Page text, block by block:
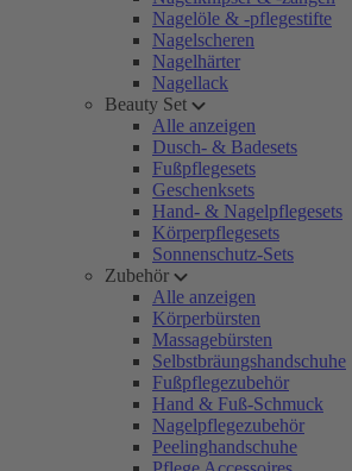
Nagelöle & -pflegestifte
Nagelscheren
Nagelhärter
Nagellack
Beauty Set
Alle anzeigen
Dusch- & Badesets
Fußpflegesets
Geschenksets
Hand- & Nagelpflegesets
Körperpflegesets
Sonnenschutz-Sets
Zubehör
Alle anzeigen
Körperbürsten
Massagebürsten
Selbstbräungshandschuhe
Fußpflegezubehör
Hand & Fuß-Schmuck
Nagelpflegezubehör
Peelinghandschuhe